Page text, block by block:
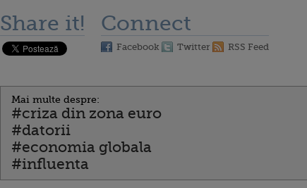
Share it! Connect
Facebook Twitter RSS Feed
Mai multe despre:
#criza din zona euro
#datorii
#economia globala
#influenta